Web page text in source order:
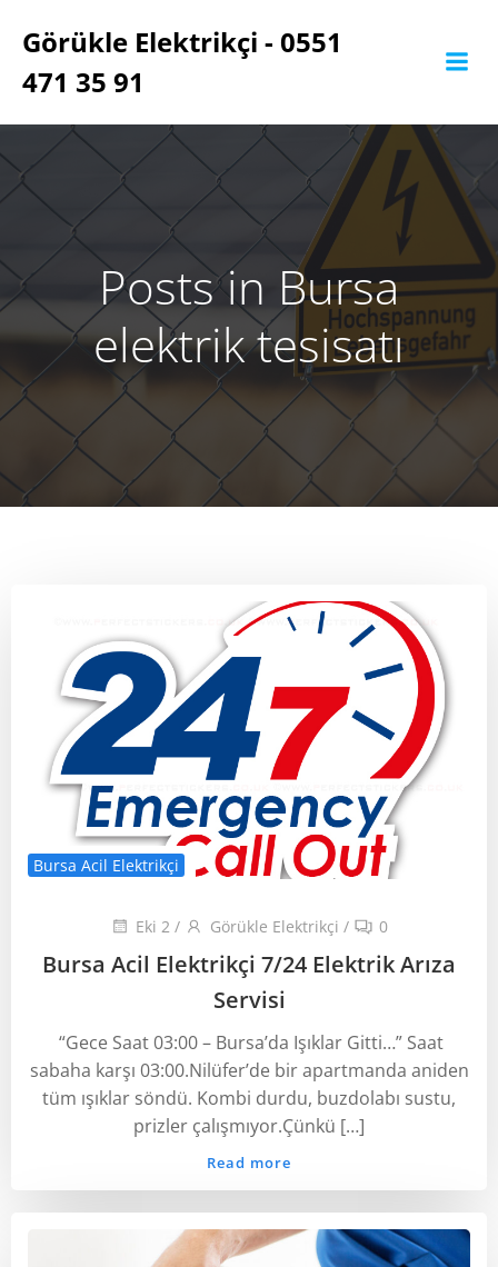
geç
Görükle Elektrikçi - 0551
471 35 91
Posts in Bursa
elektrik tesisatı
Bursa Acil Elektrikçi
Eki 2 / Görükle Elektrikçi / 0
Bursa Acil Elektrikçi 7/24 Elektrik Arıza
Servisi
“Gece Saat 03:00 – Bursa’da Işıklar Gitti…” Saat
sabaha karşı 03:00.Nilüfer’de bir apartmanda aniden
tüm ışıklar söndü. Kombi durdu, buzdolabı sustu,
prizler çalışmıyor.Çünkü […]
Read more